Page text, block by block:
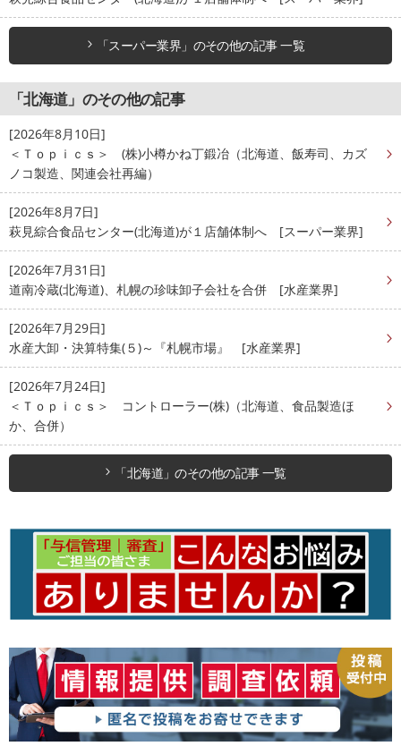
「スーパー業界」のその他の記事 一覧
「北海道」のその他の記事
[2026年8月10日]
＜Ｔｏｐｉｃｓ＞ (株)小樽かね丁鍛冶（北海道、飯寿司、カズ
ノコ製造、関連会社再編）
[2026年8月7日]
萩見綜合食品センター(北海道)が１店舗体制へ [スーパー業界]
[2026年7月31日]
道南冷蔵(北海道)、札幌の珍味卸子会社を合併 [水産業界]
[2026年7月29日]
水産大卸・決算特集(５)～『札幌市場』 [水産業界]
[2026年7月24日]
＜Ｔｏｐｉｃｓ＞ コントローラー(株)（北海道、食品製造ほ
か、合併）
「北海道」のその他の記事 一覧